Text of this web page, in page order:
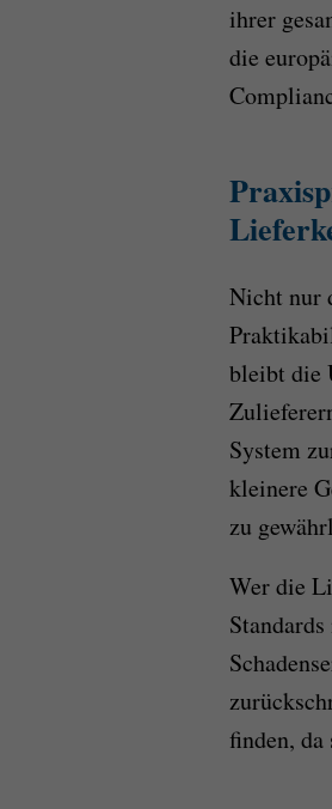
ihrer
die
Nicht nur
bleibt die
System
kleinere
zu
Wer die
finden,